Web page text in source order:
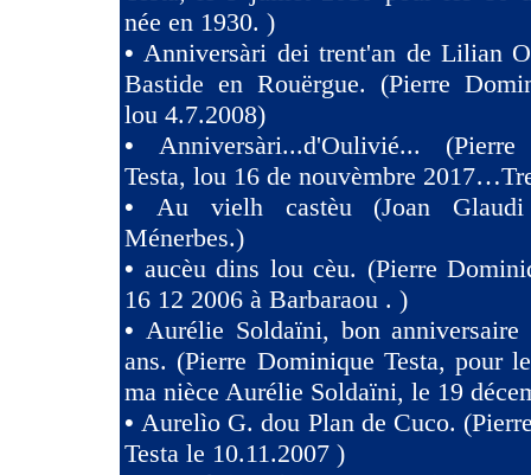
née en 1930. )
•Anniversàri dei trent'an de Lilian
Bastide en Rouërgue. (Pierre
lou 4.7.2008)
• Anniversàri...d'Oulivié...
Testa, lou 16 de nouvèmbre
• Au vielh castèu (Joan
Ménerbes.)
• aucèu dins lou cèu. (Pierre
16 12 2006 à Barbaraou . )
• Aurélie Soldaïni, bon
ans. (Pierre Dominique Testa, pour
ma nièce Aurélie Soldaïni, le 19
•Aurelìo G. dou Plan de Cuco.
Testa le 10.11.2007 )